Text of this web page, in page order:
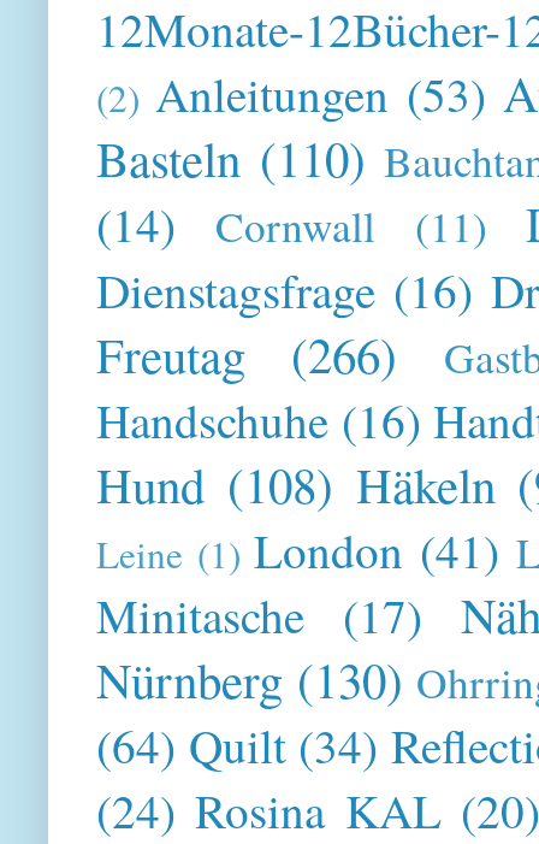
12Monate-12Bücher-
(2) Anleitungen (53)
Basteln (110)
(14) Cornwall (11)
Dienstagsfrage (16)
Freutag (266)
Handschuhe (16)
Hund (108) Häkeln
Leine (1) London (41)
Minitasche (17)
Nürnberg (130)
(64) Quilt (34)
(24) Rosina KAL